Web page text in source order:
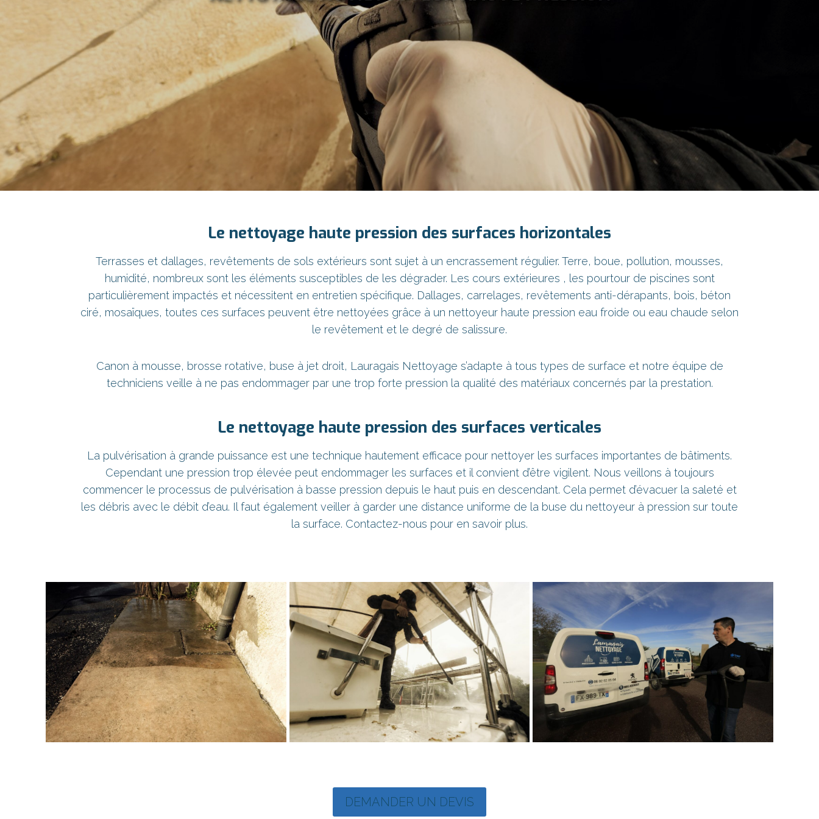
Le nettoyage haute pression des surfaces horizontales
Terrasses et dallages, revêtements de sols extérieurs sont sujet à un encrassement régulier. Terre, boue, pollution, mousses,
humidité, nombreux sont les éléments susceptibles de les dégrader. Les cours extérieures , les pourtour de piscines sont
particulièrement impactés et nécessitent en entretien spécifique. Dallages, carrelages, revêtements anti-dérapants, bois, béton
ciré, mosaïques, toutes ces surfaces peuvent être nettoyées grâce à un nettoyeur haute pression eau froide ou eau chaude selon
le revêtement et le degré de salissure.
Canon à mousse, brosse rotative, buse à jet droit, Lauragais Nettoyage s’adapte à tous types de surface et notre équipe de
techniciens veille à ne pas endommager par une trop forte pression la qualité des matériaux concernés par la prestation.
Le nettoyage haute pression des surfaces verticales
La pulvérisation à grande puissance est une technique hautement efficace pour nettoyer les surfaces importantes de bâtiments.
Cependant une pression trop élevée peut endommager les surfaces et il convient d’être vigilent. Nous veillons à toujours
commencer le processus de pulvérisation à basse pression depuis le haut puis en descendant. Cela permet d’évacuer la saleté et
les débris avec le débit d’eau. Il faut également veiller à garder une distance uniforme de la buse du nettoyeur à pression sur toute
la surface. Contactez-nous pour en savoir plus.
DEMANDER UN DEVIS